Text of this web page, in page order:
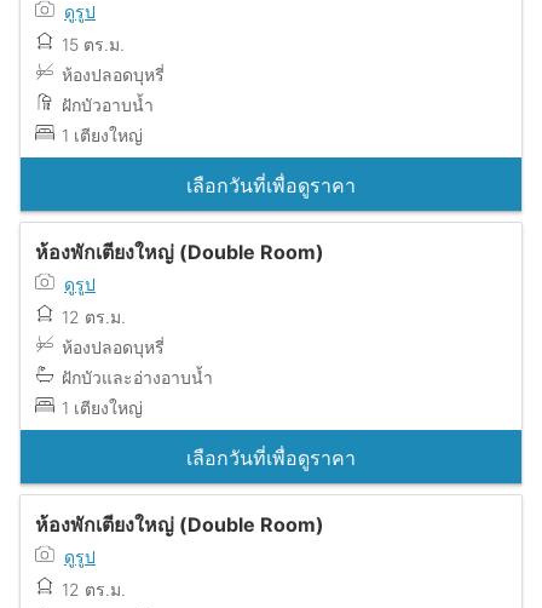
ดูรูป
15 ตร.ม.
ห้องปลอดบุหรี่
ฝักบัวอาบน้ำ
1 เตียงใหญ่
เลือกวันที่เพื่อดูราคา
ห้องพักเตียงใหญ่ (Double Room)
ดูรูป
12 ตร.ม.
ห้องปลอดบุหรี่
ฝักบัวและอ่างอาบน้ำ
1 เตียงใหญ่
เลือกวันที่เพื่อดูราคา
ห้องพักเตียงใหญ่ (Double Room)
ดูรูป
12 ตร.ม.